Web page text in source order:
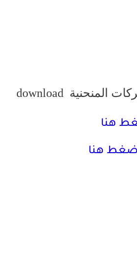
المنحنية download
هنا
هنا